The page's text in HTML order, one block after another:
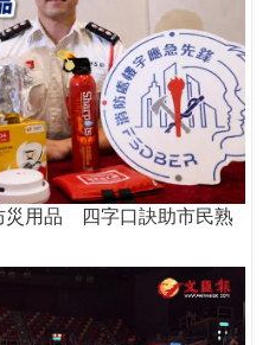
災用品 四字口訣助市民熟